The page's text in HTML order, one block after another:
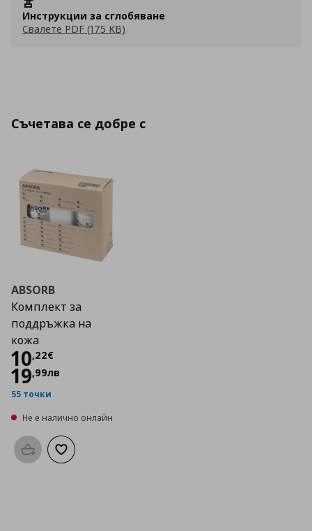
Инструкции за сглобяване
Свалете PDF (175 KB)
Съчетава се добре с
ABSORB
Комплект за
поддръжка на
кожа
10,22€
Цена
19,99лв
55 точки
Не е налично онлайн
Προσθήκη στο καλάθι
Добави към списъка с любими